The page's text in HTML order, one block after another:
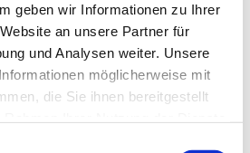
geben wir Informationen zu Ihrer
an unsere Partner für
und Analysen weiter. Unsere
möglicherweise mit
die Sie ihnen bereitgestellt